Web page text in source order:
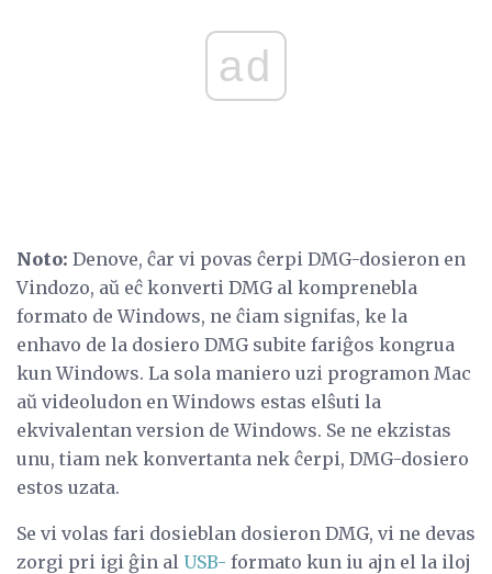
ad
Noto: Denove, ĉar vi povas ĉerpi DMG-dosieron en
Vindozo, aŭ eĉ konverti DMG al komprenebla
formato de Windows, ne ĉiam signifas, ke la
enhavo de la dosiero DMG subite fariĝos kongrua
kun Windows. La sola maniero uzi programon Mac
aŭ videoludon en Windows estas elŝuti la
ekvivalentan version de Windows. Se ne ekzistas
unu, tiam nek konvertanta nek ĉerpi, DMG-dosiero
estos uzata.
Se vi volas fari dosieblan dosieron DMG, vi ne devas
zorgi pri igi ĝin al USB- formato kun iu ajn el la iloj